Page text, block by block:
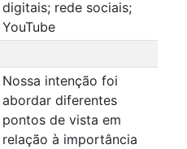
digitais; rede sociais;
YouTube
Nossa intenção foi
abordar diferentes
pontos de vista em
relação à importância